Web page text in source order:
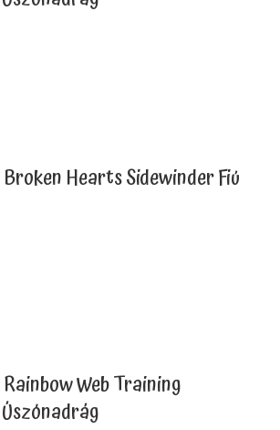
Hearts Sidewinder Fiú
Web Training